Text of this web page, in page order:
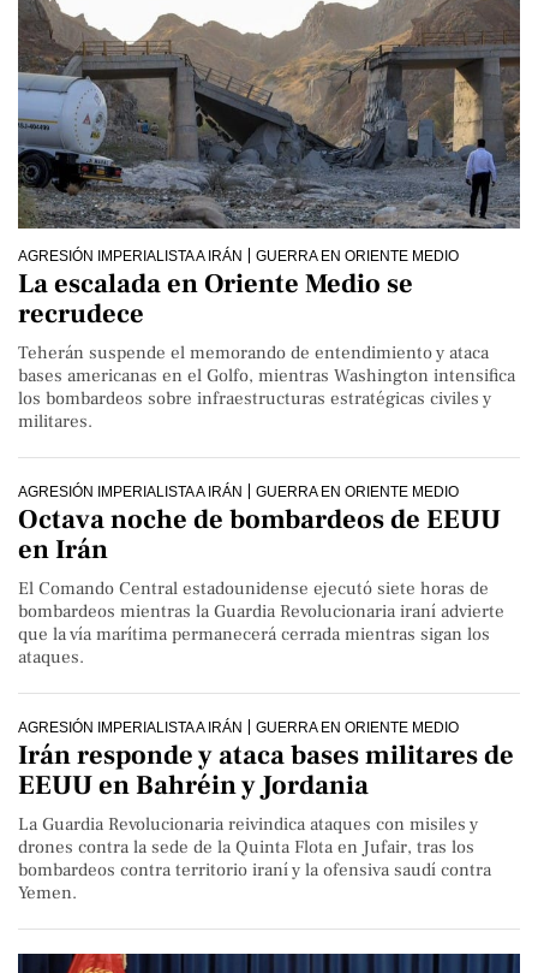
AGRESIÓN IMPERIALISTA A IRÁN GUERRA EN ORIENTE MEDIO
La escalada en Oriente Medio se
recrudece
Teherán suspende el memorando de entendimiento y ataca
bases americanas en el Golfo, mientras Washington intensifica
los bombardeos sobre infraestructuras estratégicas civiles y
militares.
AGRESIÓN IMPERIALISTA A IRÁN GUERRA EN ORIENTE MEDIO
Octava noche de bombardeos de EEUU
en Irán
El Comando Central estadounidense ejecutó siete horas de
bombardeos mientras la Guardia Revolucionaria iraní advierte
que la vía marítima permanecerá cerrada mientras sigan los
ataques.
AGRESIÓN IMPERIALISTA A IRÁN GUERRA EN ORIENTE MEDIO
Irán responde y ataca bases militares de
EEUU en Bahréin y Jordania
La Guardia Revolucionaria reivindica ataques con misiles y
drones contra la sede de la Quinta Flota en Jufair, tras los
bombardeos contra territorio iraní y la ofensiva saudí contra
Yemen.